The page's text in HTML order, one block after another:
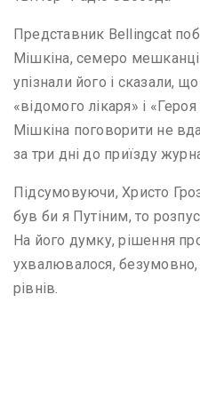
Представник Bellingcat
Мішкіна, семеро
упізнали його і сказали,
«відомого лікаря» і «Героя
Мішкіна поговорити не
за три дні до приїзду
Підсумовуючи, Христо
був би я Путіним, то
На його думку, рішення
ухвалювалося,
рівнів.